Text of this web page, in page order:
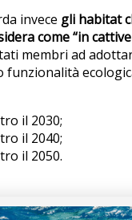
invece gli habitat
come “in
membri ad
il 2030;
il 2040;
il 2050.